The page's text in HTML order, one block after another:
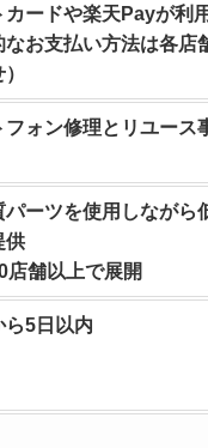
カードや楽天Payが利
なお支払い方法は各店
フォン修理とリユース
パーツを使用しながら
供
店舗以上で展開
ら5日以内